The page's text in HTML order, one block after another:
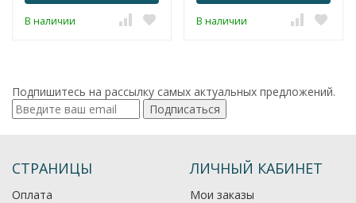
В наличии В наличии
Подпишитесь на рассылку самых актуальных предложений.
Подписаться
СТРАНИЦЫ
Оплата
ЛИЧНЫЙ КАБИНЕТ
Мои заказы